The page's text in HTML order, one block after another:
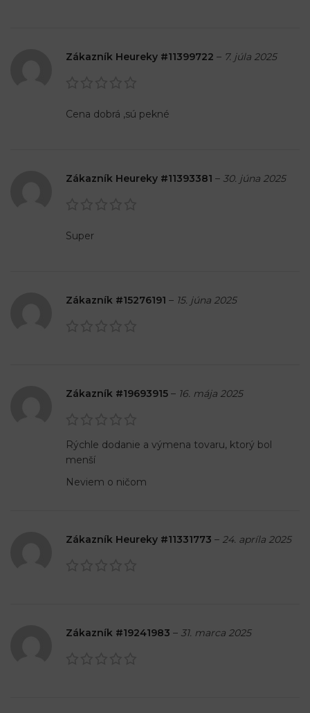
Zákazník Heureky #11399722 – 7. júla 2025
Cena dobrá ,sú pekné
Zákazník Heureky #11393381 – 30. júna 2025
Super
Zákazník #15276191 – 15. júna 2025
Zákazník #19693915 – 16. mája 2025
Rýchle dodanie a výmena tovaru, ktorý bol
menší
Neviem o ničom
Zákazník Heureky #11331773 – 24. apríla 2025
Zákazník #19241983 – 31. marca 2025